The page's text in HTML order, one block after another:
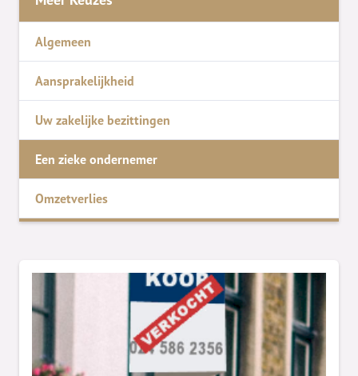
Algemeen
Aansprakelijkheid
Uw zakelijke bezittingen
Een zieke ondernemer
Omzetverlies